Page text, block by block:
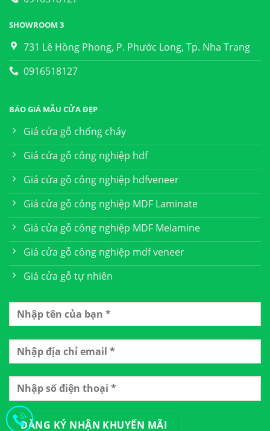
SHOWROOM 3
731 Lê Hồng Phong, P. Phước Long, Tp. Nha Trang
0916518127
BÁO GIÁ MẪU CỬA ĐẸP
Giá cửa gỗ chống cháy
Giá cửa gỗ công nghiệp hdf
Giá cửa gỗ công nghiệp hdfveneer
Giá cửa gỗ công nghiệp MDF Laminate
Giá cửa gỗ công nghiệp MDF Melamine
Giá cửa gỗ công nghiệp mdf veneer
Giá cửa gỗ tự nhiên